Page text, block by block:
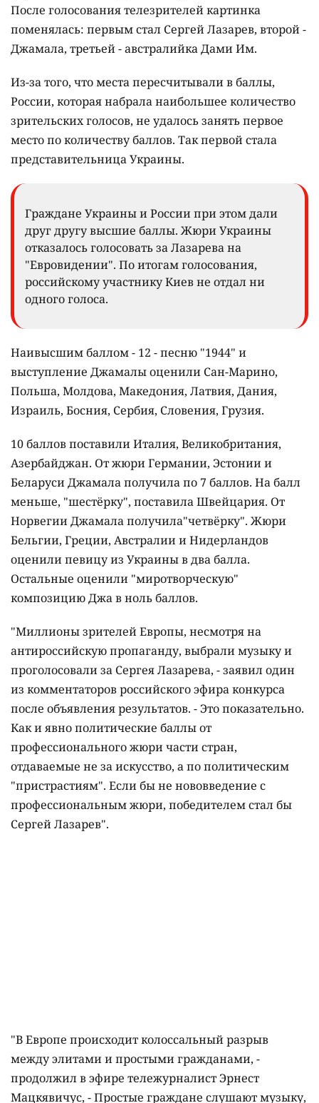
После голосования телезрителей картинка
поменялась: первым стал Сергей Лазарев, второй -
Джамала, третьей - австралийка Дами Им.
Из-за того, что места пересчитывали в баллы,
России, которая набрала наибольшее количество
зрительских голосов, не удалось занять первое
место по количеству баллов. Так первой стала
представительница Украины.
Граждане Украины и России при этом дали
друг другу высшие баллы. Жюри Украины
отказалось голосовать за Лазарева на
"Евровидении". По итогам голосования,
российскому участнику Киев не отдал ни
одного голоса.
Наивысшим баллом - 12 - песню "1944" и
выступление Джамалы оценили Сан-Марино,
Польша, Молдова, Македония, Латвия, Дания,
Израиль, Босния, Сербия, Словения, Грузия.
10 баллов поставили Италия, Великобритания,
Азербайджан. От жюри Германии, Эстонии и
Беларуси Джамала получила по 7 баллов. На балл
меньше, "шестёрку", поставила Швейцария. От
Норвегии Джамала получила"четвёрку". Жюри
Бельгии, Греции, Австралии и Нидерландов
оценили певицу из Украины в два балла.
Остальные оценили "миротворческую"
композицию Джа в ноль баллов.
"Миллионы зрителей Европы, несмотря на
антироссийскую пропаганду, выбрали музыку и
проголосовали за Сергея Лазарева, - заявил один
из комментаторов российского эфира конкурса
после объявления результатов. - Это показательно.
Как и явно политические баллы от
профессионального жюри части стран,
отдаваемые не за искусство, а по политическим
"пристрастиям". Если бы не нововведение с
профессиональным жюри, победителем стал бы
Сергей Лазарев".
"В Европе происходит колоссальный разрыв
между элитами и простыми гражданами, -
продолжил в эфире тележурналист Эрнест
Мацкявичус, - Простые граждане слушают музыку,